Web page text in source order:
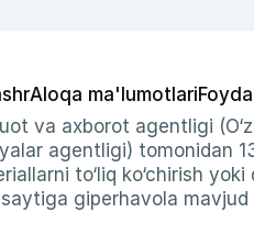
Aloqa ma'lumotlari
va axborot agentligi
agentligi) tomonidan
to‘liq ko‘chirish
giperhavola